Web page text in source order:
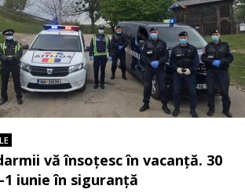
vă însoţesc în vacanţă. 30
1 iunie în siguranţă